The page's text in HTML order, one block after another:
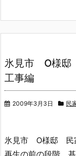
氷見市 O様邸
工事編
2009年3月3日 民
氷見市 O様邸 民